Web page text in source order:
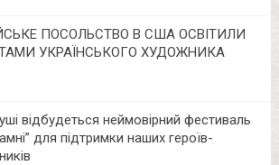
ПОСОЛЬСТВО В США ОСВІТИЛИ
УКРАЇНСЬКОГО ХУДОЖНИКА
відбудеться неймовірний фестиваль
для підтримки наших героїв-